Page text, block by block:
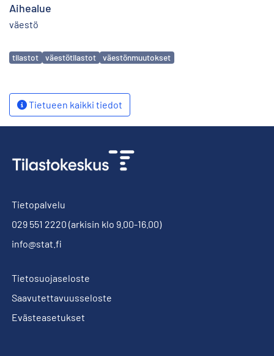
Aihealue
väestö
Avainsanat
tilastot väestötilastot väestönmuutokset
Tietueen kaikki tiedot
Tietopalvelu
029 551 2220 (arkisin klo 9.00-16.00)
info@stat.fi
Tietosuojaseloste
Saavutettavuusseloste
Evästeasetukset